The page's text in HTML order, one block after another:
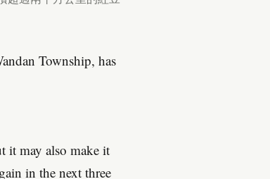
Township, has
it may also make it
in the next three